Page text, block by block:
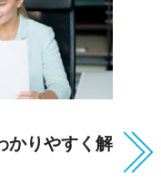
かりやすく解
建